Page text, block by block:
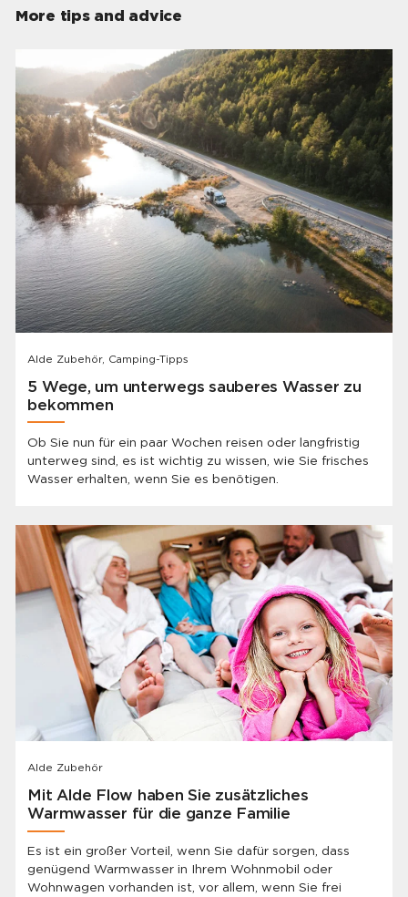
More tips and advice
Alde Zubehör, Camping-Tipps
5 Wege, um unterwegs sauberes Wasser zu
bekommen
Ob Sie nun für ein paar Wochen reisen oder langfristig
unterweg sind, es ist wichtig zu wissen, wie Sie frisches
Wasser erhalten, wenn Sie es benötigen.
Alde Zubehör
Mit Alde Flow haben Sie zusätzliches
Warmwasser für die ganze Familie
Es ist ein großer Vorteil, wenn Sie dafür sorgen, dass
genügend Warmwasser in Ihrem Wohnmobil oder
Wohnwagen vorhanden ist, vor allem, wenn Sie frei